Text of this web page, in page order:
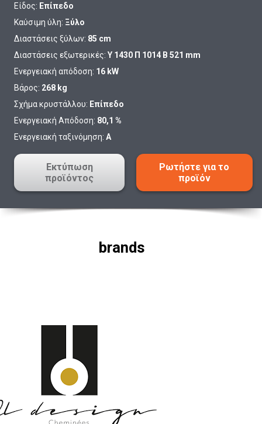
Είδος: Επίπεδο
Καύσιμη ύλη: Ξύλο
Διαστάσεις ξύλων: 85 cm
Διαστάσεις εξωτερικές: Υ 1430 Π 1014 Β 521 mm
Ενεργειακή απόδοση: 16 kW
Βάρος: 268 kg
Σχήμα κρυστάλλου: Επίπεδο
Ενεργειακή Απόδοση: 80,1 %
Ενεργειακή ταξινόμηση: A
Εκτύπωση
προϊόντος
Ρωτήστε για το
προϊόν
brands